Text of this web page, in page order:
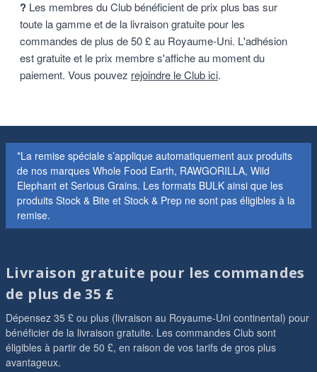
? Les membres du Club bénéficient de prix plus bas sur
toute la gamme et de la livraison gratuite pour les
commandes de plus de 50 £ au Royaume-Uni. L'adhésion
est gratuite et le prix membre s'affiche au moment du
paiement. Vous pouvez rejoindre le Club ici.
*La remise spéciale s’applique automatiquement aux produits
de nos marques Whole Food Earth, RAWGORILLA, Wild
Elephant et Serious Grains. Les formats BULK ainsi que les
produits Stock & Bite et Stock & Prep ne sont pas éligibles à la
remise.
Livraison gratuite pour les commandes
de plus de 35 £
Dépensez 35 £ ou plus (livraison au Royaume-Uni continental) pour
bénéficier de la livraison gratuite. Les commandes Club sont
éligibles à partir de 50 £, en raison de vos tarifs de gros plus
avantageux.